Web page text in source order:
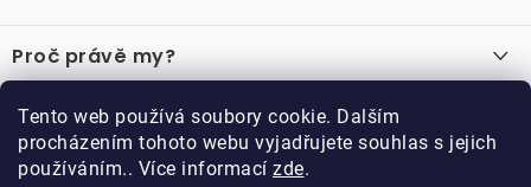
Tento web používá soubory cookie. Dalším
procházením tohoto webu vyjadřujete souhlas s jejich
používáním.. Více informací zde.
á
p
a
Proč právě my?
Recenze
Důležité odkazy
Velkoobchod
O nákupu